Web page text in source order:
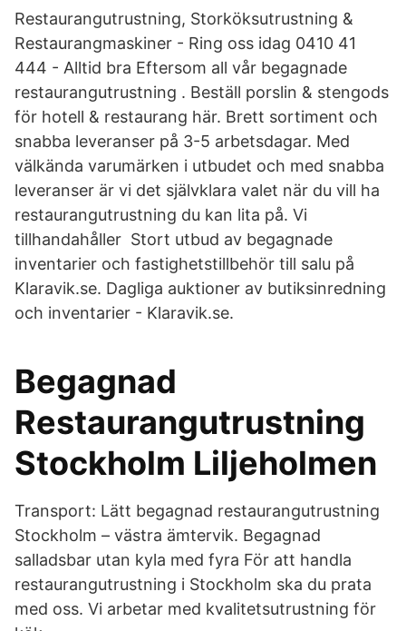
Restaurangutrustning, Storköksutrustning &
Restaurangmaskiner - Ring oss idag 0410 41
444 - Alltid bra Eftersom all vår begagnade
restaurangutrustning . Beställ porslin & stengods
för hotell & restaurang här. Brett sortiment och
snabba leveranser på 3-5 arbetsdagar. Med
välkända varumärken i utbudet och med snabba
leveranser är vi det självklara valet när du vill ha
restaurangutrustning du kan lita på. Vi
tillhandahåller Stort utbud av begagnade
inventarier och fastighetstillbehör till salu på
Klaravik.se. Dagliga auktioner av butiksinredning
och inventarier - Klaravik.se.
Begagnad
Restaurangutrustning
Stockholm Liljeholmen
Transport: Lätt begagnad restaurangutrustning
Stockholm – västra ämtervik. Begagnad
salladsbar utan kyla med fyra För att handla
restaurangutrustning i Stockholm ska du prata
med oss. Vi arbetar med kvalitetsutrustning för